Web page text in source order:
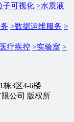
子可视化 >水质液
>数据运维服务 >
医疗疾控 >实验室 >
3区4-6楼
限公司 版权所